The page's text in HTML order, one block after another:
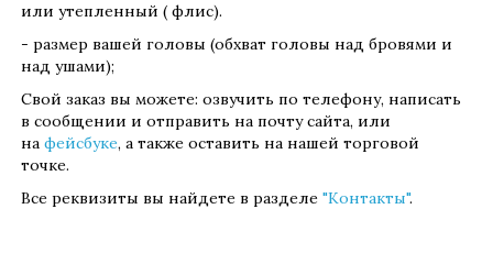
или утепленный ( флис).
- размер вашей головы (обхват головы над бровями и
над ушами);
Свой заказ вы можете: озвучить по телефону, написать
в сообщении и отправить на почту сайта, или
нафейсбуке, а также оставить на нашей торговой
точке.
Все реквизиты вы найдете в разделе"Контакты".